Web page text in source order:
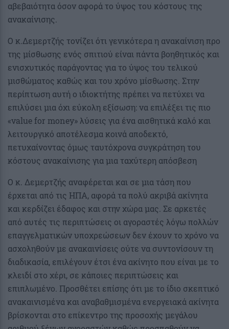
αβεβαιότητα όσον αφορά το ύψος του κόστους της
ανακαίνισης.
Ο κ.Δεμερτζής τονίζει ότι γενικότερα η ανακαίνιση προ
της μίσθωσης ενός σπιτιού είναι πάντα βοηθητικός και
ενισχυτικός παράγοντας για το ύψος του τελικού
μισθώματος καθώς και του χρόνο μίσθωσης. Στην
περίπτωση αυτή ο ιδιοκτήτης πρέπει να πετύχει να
επιλύσει μια όχι εύκολη εξίσωση: να επιλέξει τις πιο
«value for money» λύσεις για ένα αισθητικά καλό και
λειτουργικό αποτέλεσμα κοινά αποδεκτό,
πετυχαίνοντας όμως ταυτόχρονα συγκράτηση του
κόστους ανακαίνισης για μια ταχύτερη απόσβεση
Ο κ. Δεμερτζής αναφέρεται και σε μια τάση που
έρχεται από τις ΗΠΑ, αφορά τα πολύ ακριβά ακίνητα
και κερδίζει έδαφος και στην χώρα μας. Σε αρκετές
από αυτές τις περιπτώσεις οι αγοραστές λόγω πολλών
επαγγελματικών υποχρεώσεων δεν έχουν το χρόνο να
ασχοληθούν με ανακαινίσεις ούτε να συντονίσουν τη
διαδικασία, επιλέγουν έτσι ένα ακίνητο που είναι με το
κλειδί στο χέρι, σε κάποιες περιπτώσεις και
επιπλωμένο. Προσθέτει επίσης ότι με το ίδιο σκεπτικό
ανακαινισμένα και αναβαθμισμένα ενεργειακά ακίνητα
βρίσκονται στο επίκεντρο της προσοχής μεγάλου